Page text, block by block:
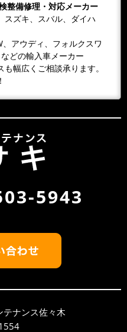
イークよろしくお願
３／１４（土）第二
０（金、祭日）春
２９（日）よろしく
２／１１（水 祭
２／２３（月、祭
１／１０（土）第
／１２（月、祭日）
整備修理・対応メーカー
スズキ、スバル、ダイハ
アウディ、フォルクスワ
どの輸入車メーカー
幅広くご相談承ります。
5943
テナンス佐々木